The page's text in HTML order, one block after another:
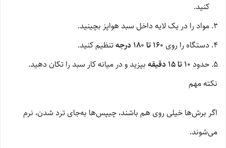
کنید.
مواد را در یک لایه داخل سبد هواپز بچینید.
دستگاه را روی ۱۶۰ تا ۱۸۰ درجه
تنظیم کنید.
حدود ۱۰ تا ۱۵ دقیقه
بپزید و در میانه کار سبد را تکان دهید.
نکته مهم
اگر برش‌ها خیلی روی هم باشند، چیپس‌ها به‌جای ترد شدن، نرم
می‌شوند.